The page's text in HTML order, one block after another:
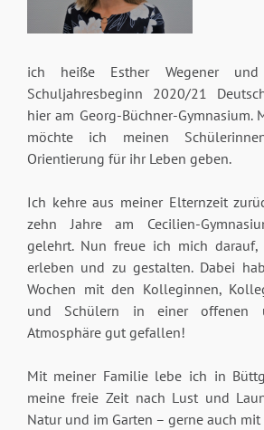
ich heiße Esther Wegener
Schuljahresbeginn 2020/21
hier am Georg-Büchner-Gymnasium.
möchte ich meinen
Orientierung für ihr Leben geben.
Ich kehre aus meiner Elternzeit
zehn Jahre am Cecilien-
gelehrt. Nun freue ich mich darauf,
erleben und zu gestalten. Dabei
Wochen mit den Kolleginnen,
und Schülern in einer offenen
Atmosphäre gut gefallen!
Mit meiner Familie lebe ich in
meine freie Zeit nach Lust und
Natur und im Garten – gerne auch mit